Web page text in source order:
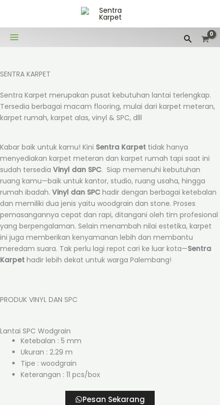
konten
Cari
SENTRA KARPET
Sentra Karpet merupakan pusat kebutuhan lantai terlengkap.
Tersedia berbagai macam flooring, mulai dari karpet meteran,
karpet rumah, karpet alas, vinyl & SPC, dlll
Kabar baik untuk kamu! Kini Sentra Karpet tidak hanya
menyediakan karpet meteran dan karpet rumah tapi saat ini
sudah tersedia Vinyl dan SPC. Siap memenuhi kebutuhan
ruang kamu—baik untuk kantor, studio, ruang usaha, hingga
rumah ibadah. Vinyl dan SPC hadir dengan berbagai ketebalan
dan memiliki dua jenis yaitu woodgrain dan stone. Proses
pemasangannya cepat dan rapi, ditangani oleh tim profesional
yang berpengalaman. Selain menambah nilai estetika, karpet
ini juga memberikan kenyamanan lebih dan membantu
meredam suara. Tak perlu lagi repot cari ke luar kota—Sentra
Karpet hadir lebih dekat untuk warga Palembang!
PRODUK VINYL DAN SPC
Lantai SPC Wodgrain
Ketebalan : 5 mm
Ukuran : 2.29 m
Tipe : woodgrain
Keterangan : 11 pcs/box
Pesan Sekarang